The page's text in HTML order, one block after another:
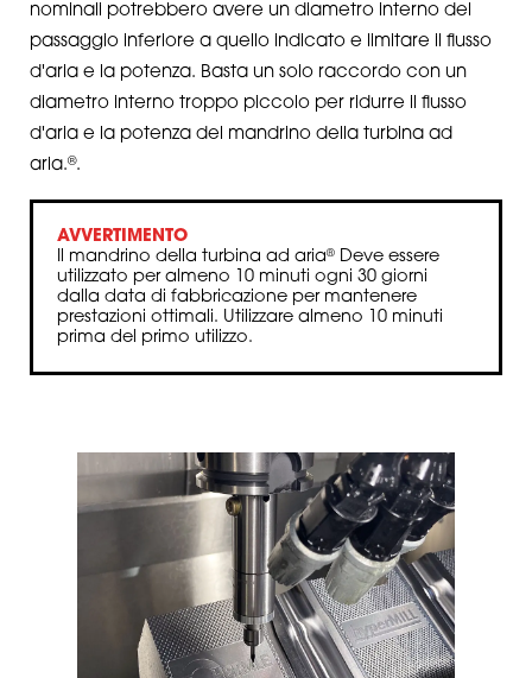
nominali potrebbero avere un diametro interno del
passaggio inferiore a quello indicato e limitare il flusso
d'aria e la potenza. Basta un solo raccordo con un
diametro interno troppo piccolo per ridurre il flusso
d'aria e la potenza del mandrino della turbina ad
aria.®.
AVVERTIMENTO
Il mandrino della turbina ad aria®
Deve essere
utilizzato per almeno 10 minuti ogni 30 giorni
dalla data di fabbricazione per mantenere
prestazioni ottimali. Utilizzare almeno 10 minuti
prima del primo utilizzo.